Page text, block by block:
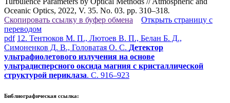
Oceanic Optics, 2022, V. 35. No. 03. pp. 310–318.
Скопировать ссылку в буфер обмена
Открыть страницу с
переводом
pdf 12. Тентюков М. П., Лютоев В. П., Белан Б. Д.,
Симоненков Д. В., Головатая О. С. Детектор
ультрафиолетового излучения на основе
ультрадисперсного оксида магния с кристаллической
структурой периклаза. С. 916–923
Библиографическая ссылка: